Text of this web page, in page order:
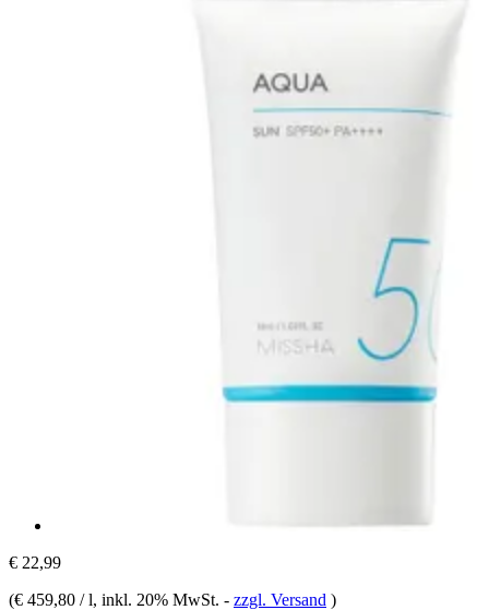
€ 22,99
(€ 459,80 / l, inkl. 20% MwSt. - zzgl. Versand )